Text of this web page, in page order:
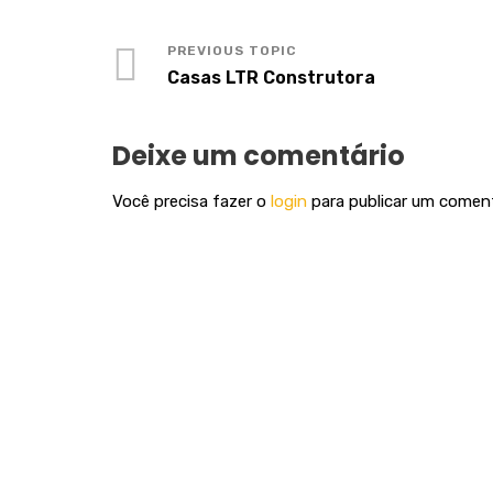
Casas LTR Construtora
Deixe um comentário
Você precisa fazer o login para publicar um